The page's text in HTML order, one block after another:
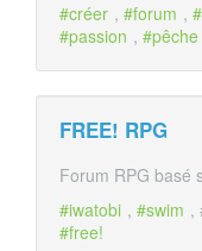
#créer , #forum ,
#passion , #pêche
FREE! RPG
Forum RPG basé
#iwatobi , #swim ,
#free!